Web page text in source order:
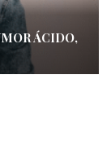
ÁCIDO,